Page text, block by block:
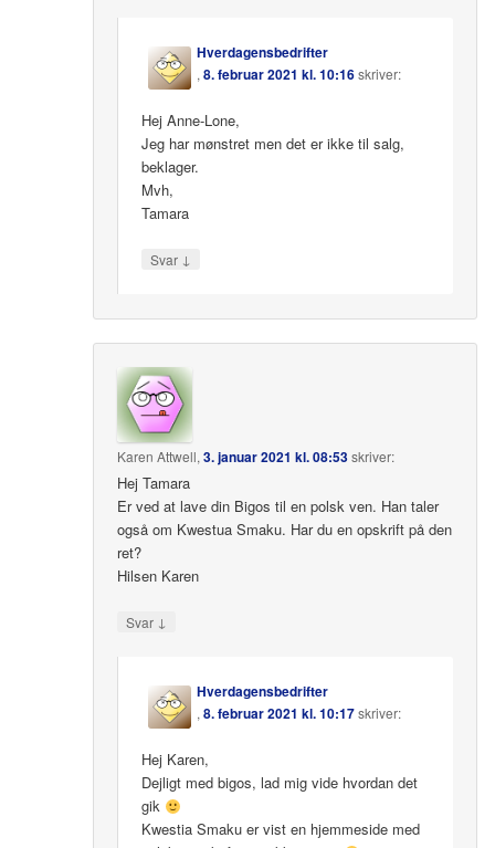
Hverdagensbedrifter
,8. februar 2021 kl. 10:16skriver:
Hej Anne-Lone,
Jeg har mønstret men det er ikke til salg,
beklager.
Mvh,
Tamara
Svar ↓
Karen Attwell,3. januar 2021 kl. 08:53skriver:
Hej Tamara
Er ved at lave din Bigos til en polsk ven. Han taler
også om Kwestua Smaku. Har du en opskrift på den
ret?
Hilsen Karen
Svar ↓
Hverdagensbedrifter
,8. februar 2021 kl. 10:17skriver:
Hej Karen,
Dejligt med bigos, lad mig vide hvordan det
gik
Kwestia Smaku er vist en hjemmeside med